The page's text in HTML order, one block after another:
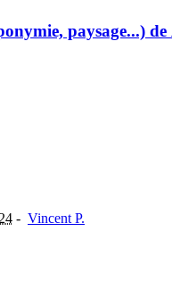
paysage...) de
- Vincent P.